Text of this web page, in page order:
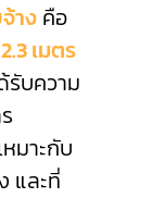
างคือ
เมตร
รับความ
มาะกับ
และที่